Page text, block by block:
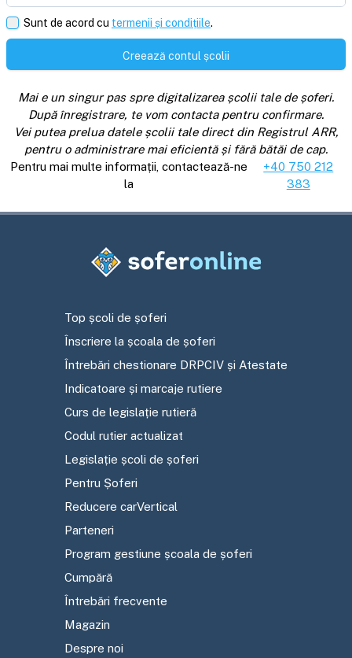
Sunt de acord cu termenii și condițiile.
Creează contul școlii
Mai e un singur pas spre digitalizarea școlii tale de șoferi.
După înregistrare, te vom contacta pentru confirmare.
Vei putea prelua datele școlii tale direct din Registrul ARR,
pentru o administrare mai eficientă și fără bătăi de cap.
Pentru mai multe informații, contactează-ne
la
+40 750 212
383
Top școli de șoferi
Înscriere la școala de șoferi
Întrebări chestionare DRPCIV și Atestate
Indicatoare și marcaje rutiere
Curs de legislație rutieră
Codul rutier actualizat
Legislație școli de șoferi
Pentru Șoferi
Reducere carVertical
Parteneri
Program gestiune școala de șoferi
Cumpără
Întrebări frecvente
Magazin
Despre noi